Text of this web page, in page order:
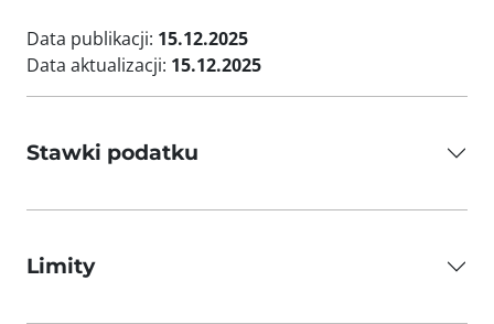
Data publikacji: 15.12.2025
Data aktualizacji: 15.12.2025
Stawki podatku
Limity